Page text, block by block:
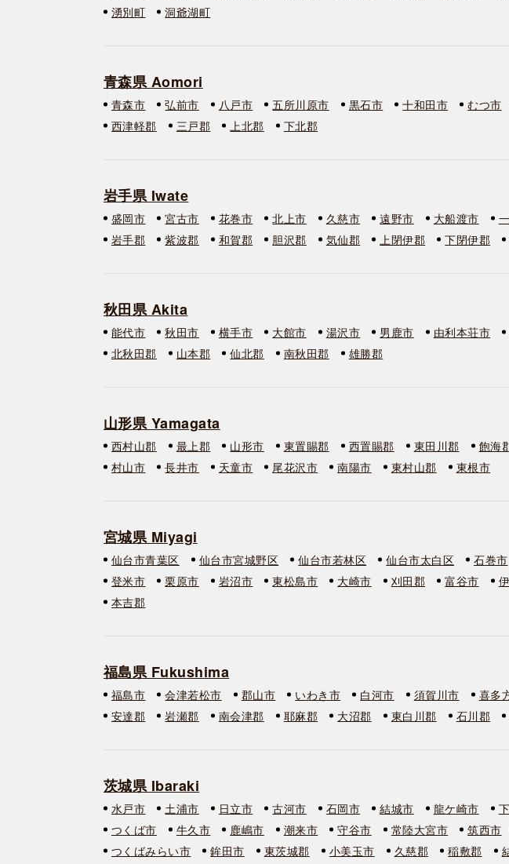
湧別町
洞爺湖町
青森県 Aomori
青森市 弘前市 八戸市 五所川原市 黒石市 十和田市 むつ市
西津軽郡
三戸郡 上北郡 下北郡
岩手県 Iwate
盛岡市 宮古市 花巻市 北上市 久慈市 遠野市 大船渡市
岩手郡
紫波郡 和賀郡 胆沢郡 気仙郡 上閉伊郡 下閉伊郡
秋田県 Akita
能代市 秋田市 横手市 大館市 湯沢市 男鹿市 由利本荘市
北秋田郡
山本郡 仙北郡 南秋田郡 雄勝郡
山形県 Yamagata
西村山郡 最上郡 山形市 東置賜郡 西置賜郡 東田川郡 飽海
村山市
長井市 天童市 尾花沢市 南陽市 東村山郡 東根市
宮城県 Miyagi
仙台市青葉区 仙台市宮城野区 仙台市若林区 仙台市太白区 石巻市
登米市
栗原市 岩沼市 東松島市 大崎市 刈田郡 富谷市
本吉郡
福島県 Fukushima
福島市 会津若松市 郡山市 いわき市 白河市 須賀川市 喜多
安達郡
岩瀬郡 南会津郡 耶麻郡 大沼郡 東白川郡 石川郡
茨城県 Ibaraki
水戸市 土浦市 日立市 古河市 石岡市 結城市 龍ケ崎市
つくば市
牛久市 鹿嶋市 潮来市 守谷市 常陸大宮市 筑西市
つくばみらい市
鉾田市 東茨城郡 小美玉市 久慈郡 稲敷郡